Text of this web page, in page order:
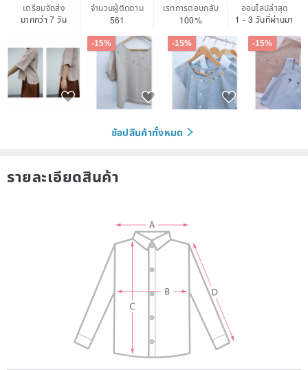
เตรียมจัดส่ง
มากกว่า 7 วัน
จำนวนผู้ติดตาม
561
เรทการตอบกลับ
100%
ออนไลน์ล่าสุด
1 - 3 วันที่ผ่านมา
-15% -15% -15%
ช้อปสินค้าทั้งหมด
รายละเอียดสินค้า